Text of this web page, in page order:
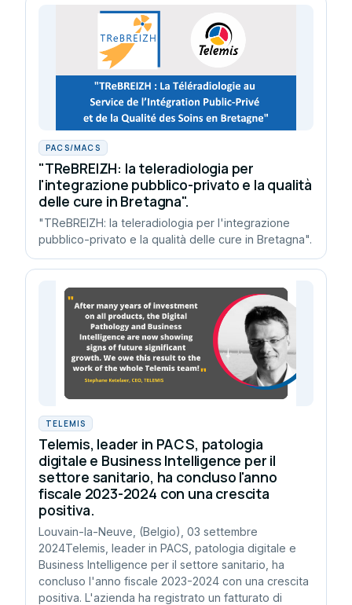
PACS/MACS
"TReBREIZH: la teleradiologia per
l'integrazione pubblico-privato e la qualità
delle cure in Bretagna".
"TReBREIZH: la teleradiologia per l'integrazione
pubblico-privato e la qualità delle cure in Bretagna".
TELEMIS
Telemis, leader in PACS, patologia
digitale e Business Intelligence per il
settore sanitario, ha concluso l'anno
fiscale 2023-2024 con una crescita
positiva.
Louvain-la-Neuve, (Belgio), 03 settembre
2024Telemis, leader in PACS, patologia digitale e
Business Intelligence per il settore sanitario, ha
concluso l'anno fiscale 2023-2024 con una crescita
positiva. L'azienda ha registrato un fatturato di